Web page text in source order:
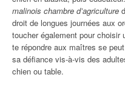
malinois chambre d’agriculture
droit de longues journées aux
toucher également pour
te répondre aux maîtres se
sa défiance vis-à-vis des
chien ou table.